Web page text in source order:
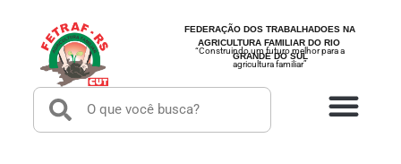
FEDERAÇÃO DOS TRABALHADOES NA
AGRICULTURA FAMILIAR DO RIO
GRANDE DO SUL
“Construindo um futuro melhor para a
agricultura familiar”